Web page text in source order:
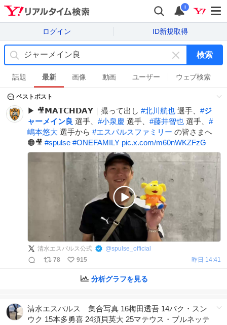
i
ログイン ID新規取得
キ
ー
ワ
ド
を
消
す
検索
話題 最新 画像 動画 ユーザー ウェブ検索
ベストポスト
▶ 🎥𝗠𝗔𝗧𝗖𝗛𝗗𝗔𝗬｜撮って出し #北川航也 選手、 #ジ
ャーメイン良 選手、 #小泉慶 選手、 #藤井智也 選手、 #
嶋本悠大 選手から #エスパルスファミリー の皆さまへ
🟠🎥 #spulse #ONEFAMILY pic.x.com/m60nWKZFzG
清水エスパルス公式 @spulse_official
78
915 昨日 14:41
分析グラフを見る
清水エスパルス 集合写真 16梅田透吾 14パク・スン
ウク 15本多勇喜 24須貝英大 25マテウス・ブルネッテ